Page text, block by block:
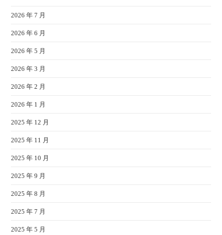
2026 年 7 月
2026 年 6 月
2026 年 5 月
2026 年 3 月
2026 年 2 月
2026 年 1 月
2025 年 12 月
2025 年 11 月
2025 年 10 月
2025 年 9 月
2025 年 8 月
2025 年 7 月
2025 年 5 月